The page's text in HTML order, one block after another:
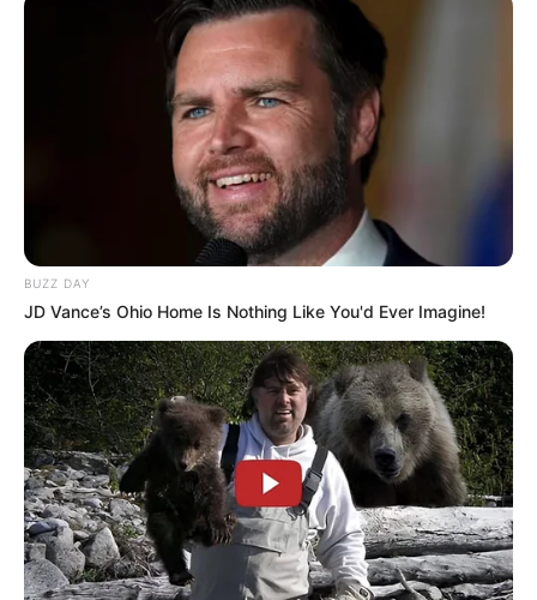
17:10 / 05 Avqust 2026
Boşanmadan sonra əmlak bölgüsü nə
qədər müddət vacibdir?-Vəkil
16:59 / 05 Avqust 2026 MARAQLI
BUZZ DAY
JD Vance’s Ohio Home Is Nothing Like You'd Ever Imagine!